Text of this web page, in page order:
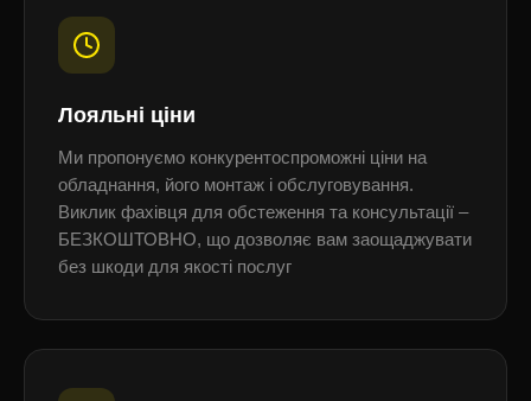
Лояльні ціни
Ми пропонуємо конкурентоспроможні ціни на
обладнання, його монтаж і обслуговування.
Виклик фахівця для обстеження та консультації –
БЕЗКОШТОВНО, що дозволяє вам заощаджувати
без шкоди для якості послуг